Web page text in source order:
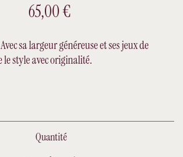
Prix
65,00 €
sa largeur généreuse et ses jeux de
style avec originalité.
Quantité